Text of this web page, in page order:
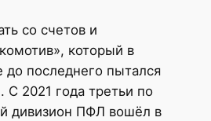
со счетов и
который в
последнего пытался
С 2021 года третьи по
дивизион ПФЛ вошёл в